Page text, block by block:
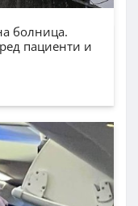
болница.
пациенти и